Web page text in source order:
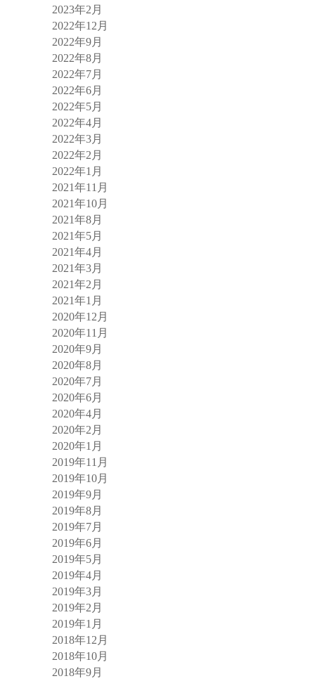
2023年2月
2022年12月
2022年9月
2022年8月
2022年7月
2022年6月
2022年5月
2022年4月
2022年3月
2022年2月
2022年1月
2021年11月
2021年10月
2021年8月
2021年5月
2021年4月
2021年3月
2021年2月
2021年1月
2020年12月
2020年11月
2020年9月
2020年8月
2020年7月
2020年6月
2020年4月
2020年2月
2020年1月
2019年11月
2019年10月
2019年9月
2019年8月
2019年7月
2019年6月
2019年5月
2019年4月
2019年3月
2019年2月
2019年1月
2018年12月
2018年10月
2018年9月